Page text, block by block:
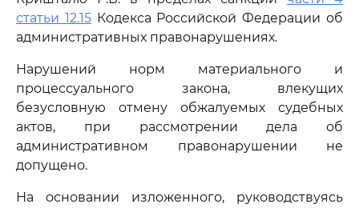
статьи 12.15Кодекса Российской Федерации об
административных правонарушениях.
Нарушений норм материального и
процессуального закона, влекущих
безусловную отмену обжалуемых судебных
актов, при рассмотрении дела об
административном правонарушении не
допущено.
На основании изложенного, руководствуясь